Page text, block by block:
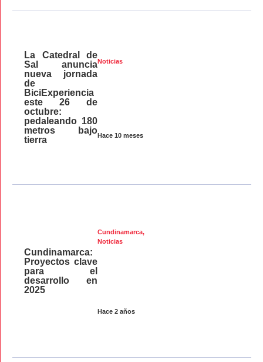
Noticias
Hace 10 meses
La Catedral de
Sal anuncia
nueva jornada
de
BiciExperiencia
este 26 de
octubre:
pedaleando 180
metros bajo
tierra
Cundinamarca,
Noticias
Hace 2 años
Cundinamarca:
Proyectos clave
para el
desarrollo en
2025